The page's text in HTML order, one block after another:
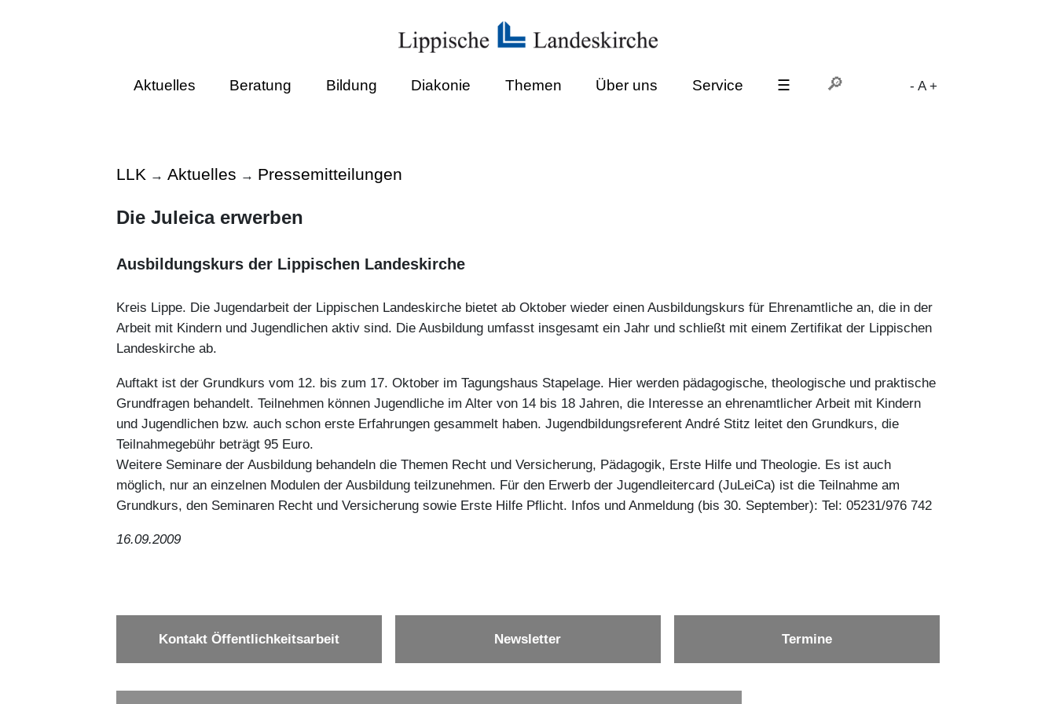
Aktuelles Beratung Bildung Diakonie Themen Über uns Service ☰ -A+
LLK→ Aktuelles → Pressemitteilungen
Die Juleica erwerben
Ausbildungskurs der Lippischen Landeskirche
Kreis Lippe. Die Jugendarbeit der Lippischen Landeskirche bietet ab Oktober wieder einen Ausbildungskurs für Ehrenamtliche an, die in der
Arbeit mit Kindern und Jugendlichen aktiv sind. Die Ausbildung umfasst insgesamt ein Jahr und schließt mit einem Zertifikat der Lippischen
Landeskirche ab.
Auftakt ist der Grundkurs vom 12. bis zum 17. Oktober im Tagungshaus Stapelage. Hier werden pädagogische, theologische und praktische
Grundfragen behandelt. Teilnehmen können Jugendliche im Alter von 14 bis 18 Jahren, die Interesse an ehrenamtlicher Arbeit mit Kindern
und Jugendlichen bzw. auch schon erste Erfahrungen gesammelt haben. Jugendbildungsreferent André Stitz leitet den Grundkurs, die
Teilnahmegebühr beträgt 95 Euro.
Weitere Seminare der Ausbildung behandeln die Themen Recht und Versicherung, Pädagogik, Erste Hilfe und Theologie. Es ist auch
möglich, nur an einzelnen Modulen der Ausbildung teilzunehmen. Für den Erwerb der Jugendleitercard (JuLeiCa) ist die Teilnahme am
Grundkurs, den Seminaren Recht und Versicherung sowie Erste Hilfe Pflicht. Infos und Anmeldung (bis 30. September): Tel: 05231/976 742
16.09.2009
Kontakt Öffentlichkeitsarbeit Newsletter Termine